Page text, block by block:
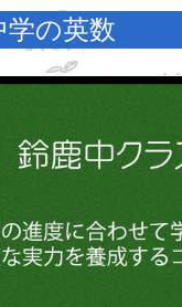
学の英数